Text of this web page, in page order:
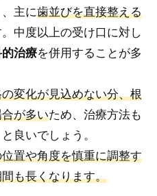
主に歯並びを直接整える
中度以上の受け口に対し
治療を併用することが多
変化が見込めない分、根
が多いため、治療方法も
良いでしょう。
置や角度を慎重に調整す
も長くなります。